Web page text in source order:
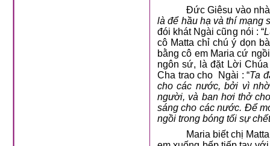
Đức Giêsu vào
là để hầu hạ và thí mạng
đói khát Ngài cũng nói : “
cô Matta chỉ chú ý dọn
bằng cô em Maria cứ
ngôn sứ, là đặt Lời
Cha trao cho
Ngài : “Ta
cho các nước, bởi vì
người, và ban hơi thở
sáng cho các nước. Để
ngồi trong bóng tối sự chết
Maria biết chị